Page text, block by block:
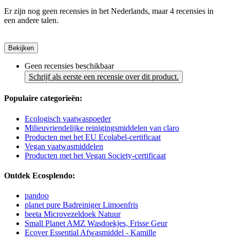
Er zijn nog geen recensies in het Nederlands, maar 4 recensies in
een andere talen.
Bekijken
Geen recensies beschikbaar
Schrijf als eerste een recensie over dit product.
Populaire categorieën:
Ecologisch vaatwaspoeder
Milieuvriendelijke reinigingsmiddelen van claro
Producten met het EU Ecolabel-certificaat
Vegan vaatwasmiddelen
Producten met het Vegan Society-certificaat
Ontdek Ecosplendo:
pandoo
planet pure Badreiniger Limoenfris
beeta Microvezeldoek Natuur
Small Planet AMZ Wasdoekjes, Frisse Geur
Ecover Essential Afwasmiddel - Kamille